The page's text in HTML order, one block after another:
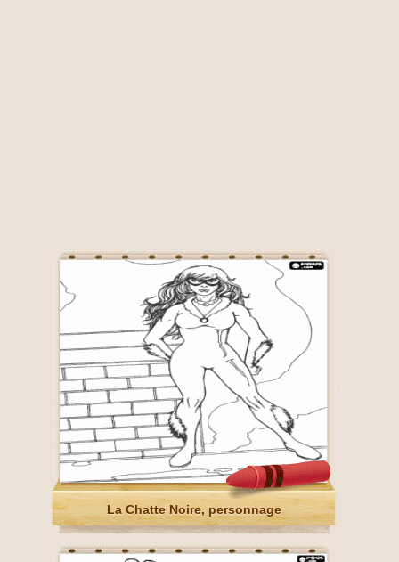
La Chatte Noire, personnage